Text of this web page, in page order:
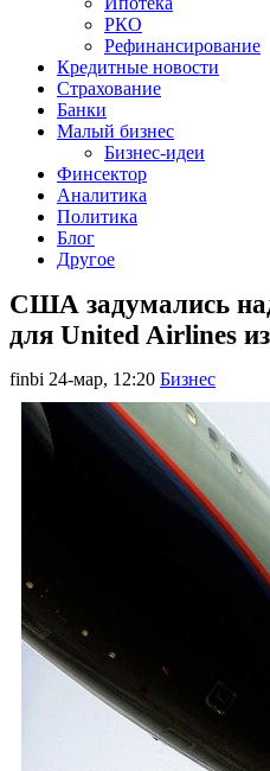
РКО
Рефинансирование
Кредитные новости
Страхование
Банки
Малый бизнес
Бизнес-идеи
Финсектор
Аналитика
Политика
Блог
Другое
США задумались
для United Airlines
finbi 24-мар, 12:20 Бизнес